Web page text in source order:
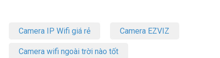
Camera IP Wifi giá rẻ Camera EZVIZ
Camera wifi ngoài trời nào tốt